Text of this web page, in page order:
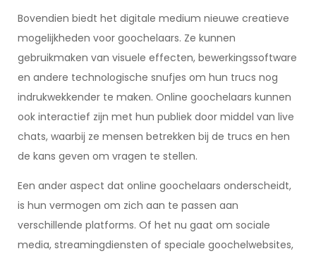
Bovendien biedt het digitale medium nieuwe creatieve
mogelijkheden voor goochelaars. Ze kunnen
gebruikmaken van visuele effecten, bewerkingssoftware
en andere technologische snufjes om hun trucs nog
indrukwekkender te maken. Online goochelaars kunnen
ook interactief zijn met hun publiek door middel van live
chats, waarbij ze mensen betrekken bij de trucs en hen
de kans geven om vragen te stellen.
Een ander aspect dat online goochelaars onderscheidt,
is hun vermogen om zich aan te passen aan
verschillende platforms. Of het nu gaat om sociale
media, streamingdiensten of speciale goochelwebsites,